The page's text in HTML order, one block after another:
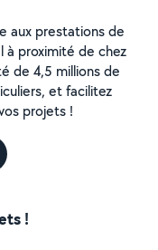
aux prestations de
à proximité de chez
de 4,5 millions de
et facilitez
projets !
!